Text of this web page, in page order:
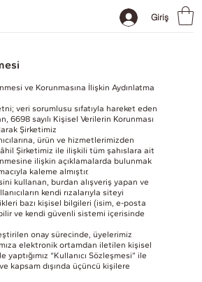
Giriş
ve Korunmasına İlişkin Aydınlatma
veri sorumlusu sıfatıyla hareket eden
6698 sayılı Kişisel Verilerin Korunması
Şirketimiz
ürün ve hizmetlerimizden
Şirketimiz ile ilişkili tüm şahıslara ait
ilişkin açıklamalarda bulunmak
kaleme almıştır.
kullanan, burdan alışveriş yapan ve
kendi rızalarıyla siteyi
bazı kişisel bilgileri (isim, e-posta
ve kendi güvenli sistemi içerisinde
onay sürecinde, üyelerimiz
elektronik ortamdan iletilen kişisel
yaptığımız “Kullanıcı Sözleşmesi” ile
kapsam dışında üçüncü kişilere